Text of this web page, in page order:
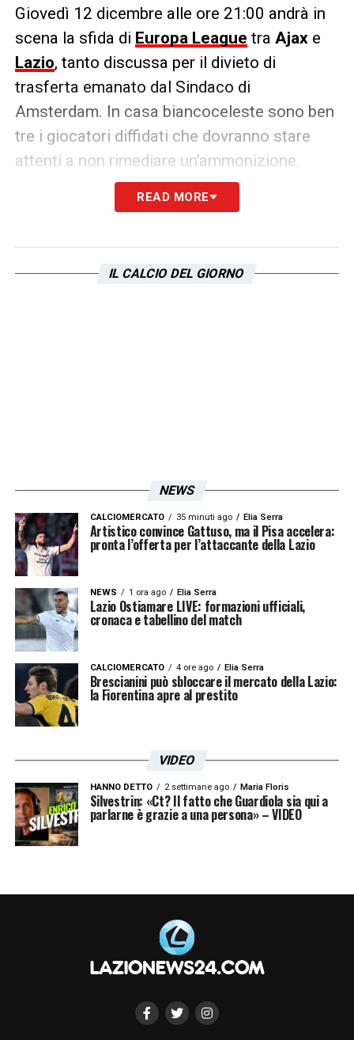
Giovedì 12 dicembre alle ore 21:00 andrà in
scena la sfida di Europa League tra Ajaxe
Lazio, tanto discussa per il divieto di
trasferta emanato dal Sindaco di
Amsterdam. In casa biancoceleste sono ben
tre i giocatori diffidati che dovranno stare
attenti a non rimediare un’ammonizione.
PellegrinieZaccagni
Sociedadin caso di cartellino giallo.
READ MORE
IL CALCIO DEL GIORNO
NEWS
CALCIOMERCATO 35 minuti ago Elia Serra
Artistico convince Gattuso, ma il Pisa accelera:
pronta l’offerta per l’attaccante della Lazio
NEWS 1 ora ago Elia Serra
Lazio Ostiamare LIVE: formazioni ufficiali,
cronaca e tabellino del match
CALCIOMERCATO 4 ore ago Elia Serra
Brescianini può sbloccare il mercato della Lazio:
la Fiorentina apre al prestito
VIDEO
HANNO DETTO 2 settimane ago Maria Floris
Silvestrin: «Ct? Il fatto che Guardiola sia qui a
parlarne è grazie a una persona» – VIDEO